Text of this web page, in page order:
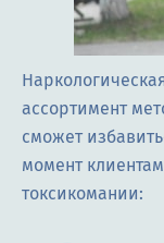
ассортимент
сможет
момент
токсикомании: